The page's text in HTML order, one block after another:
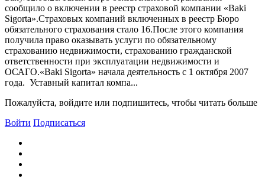
сообщило о включении в реестр страховой компании «Baki
Sigorta».Страховых компаний включенных в реестр Бюро
обязательного страхования стало 16.После этого компания
получила право оказывать услуги по обязательному
страхованию недвижимости, страхованию гражданской
ответственности при эксплуатации недвижимости и
ОСАГО.«Baki Sigorta» начала деятельность с 1 октября 2007
года. Уставный капитал компа...
Пожалуйста, войдите или подпишитесь, чтобы читать больше
Войти Подписаться